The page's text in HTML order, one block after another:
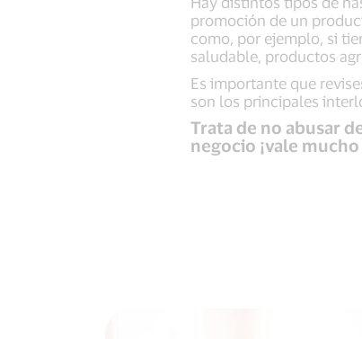
promoción de un
como, por ejemplo, si
saludable, productos
Es importante que
son los principales
Trata de no abusar
negocio ¡vale